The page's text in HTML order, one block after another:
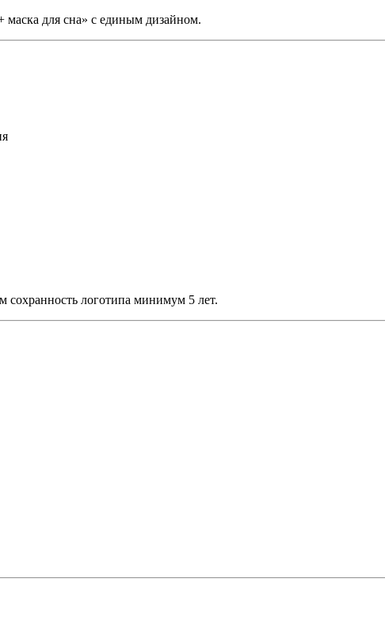
маска для сна» с единым дизайном.
логотипа минимум 5 лет.